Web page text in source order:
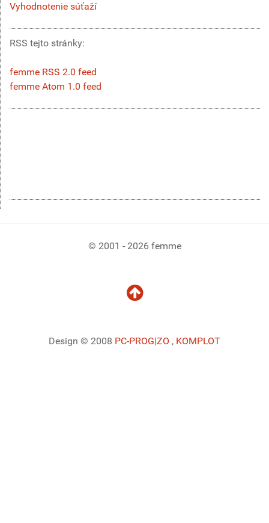
Vyhodnotenie súťaží
RSS tejto stránky:
femme RSS 2.0 feed
femme Atom 1.0 feed
© 2001 - 2026 femme
Design © 2008 PC-PROG|ZO , KOMPLOT